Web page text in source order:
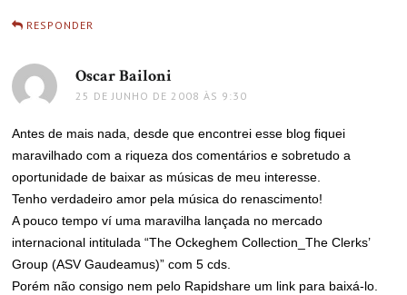
RESPONDER
Oscar Bailoni
25 DE JUNHO DE 2008 ÀS 9:30
Antes de mais nada, desde que encontrei esse blog fiquei
maravilhado com a riqueza dos comentários e sobretudo a
oportunidade de baixar as músicas de meu interesse.
Tenho verdadeiro amor pela música do renascimento!
A pouco tempo ví uma maravilha lançada no mercado
internacional intitulada “The Ockeghem Collection_The Clerks’
Group (ASV Gaudeamus)” com 5 cds.
Porém não consigo nem pelo Rapidshare um link para baixá-lo.